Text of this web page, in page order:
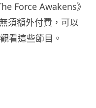
Force Awakens》
須額外付費，可以
看這些節目。